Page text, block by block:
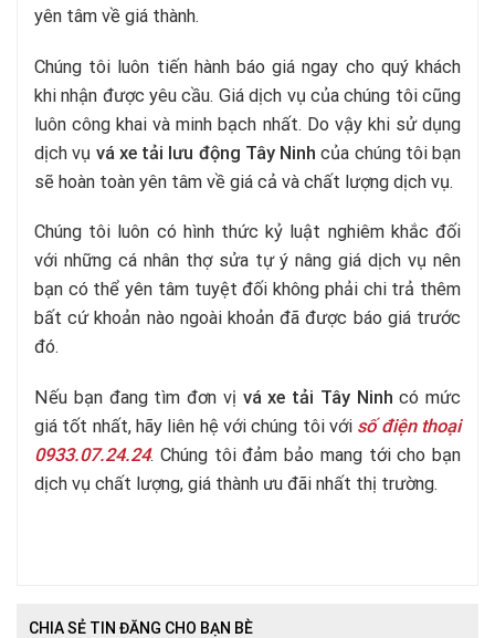
yên tâm về giá thành.
Chúng tôi luôn tiến hành báo giá ngay cho quý khách
khi nhận được yêu cầu. Giá dịch vụ của chúng tôi cũng
luôn công khai và minh bạch nhất. Do vậy khi sử dụng
dịch vụ vá xe tải lưu động Tây Ninh của chúng tôi bạn
sẽ hoàn toàn yên tâm về giá cả và chất lượng dịch vụ.
Chúng tôi luôn có hình thức kỷ luật nghiêm khắc đối
với những cá nhân thợ sửa tự ý nâng giá dịch vụ nên
bạn có thể yên tâm tuyệt đối không phải chi trả thêm
bất cứ khoản nào ngoài khoản đã được báo giá trước
đó.
Nếu bạn đang tìm đơn vị vá xe tải Tây Ninh có mức
giá tốt nhất, hãy liên hệ với chúng tôi với số điện thoại
0933.07.24.24. Chúng tôi đảm bảo mang tới cho bạn
dịch vụ chất lượng, giá thành ưu đãi nhất thị trường.
CHIA SẺ TIN ĐĂNG CHO BẠN BÈ